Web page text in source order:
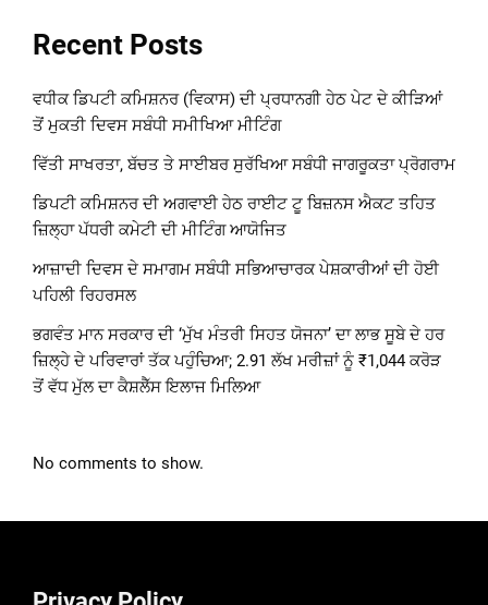
Recent Posts
ਵਧੀਕ ਡਿਪਟੀ ਕਮਿਸ਼ਨਰ (ਵਿਕਾਸ) ਦੀ ਪ੍ਰਧਾਨਗੀ ਹੇਠ ਪੇਟ ਦੇ ਕੀੜਿਆਂ
ਤੋਂ ਮੁਕਤੀ ਦਿਵਸ ਸਬੰਧੀ ਸਮੀਖਿਆ ਮੀਟਿੰਗ
ਵਿੱਤੀ ਸਾਖਰਤਾ, ਬੱਚਤ ਤੇ ਸਾਈਬਰ ਸੁਰੱਖਿਆ ਸਬੰਧੀ ਜਾਗਰੂਕਤਾ ਪ੍ਰੋਗਰਾਮ
ਡਿਪਟੀ ਕਮਿਸ਼ਨਰ ਦੀ ਅਗਵਾਈ ਹੇਠ ਰਾਈਟ ਟੂ ਬਿਜ਼ਨਸ ਐਕਟ ਤਹਿਤ
ਜ਼ਿਲ੍ਹਾ ਪੱਧਰੀ ਕਮੇਟੀ ਦੀ ਮੀਟਿੰਗ ਆਯੋਜਿਤ
ਆਜ਼ਾਦੀ ਦਿਵਸ ਦੇ ਸਮਾਗਮ ਸਬੰਧੀ ਸਭਿਆਚਾਰਕ ਪੇਸ਼ਕਾਰੀਆਂ ਦੀ ਹੋਈ
ਪਹਿਲੀ ਰਿਹਰਸਲ
ਭਗਵੰਤ ਮਾਨ ਸਰਕਾਰ ਦੀ ‘ਮੁੱਖ ਮੰਤਰੀ ਸਿਹਤ ਯੋਜਨਾ’ ਦਾ ਲਾਭ ਸੂਬੇ ਦੇ ਹਰ
ਜ਼ਿਲ੍ਹੇ ਦੇ ਪਰਿਵਾਰਾਂ ਤੱਕ ਪਹੁੰਚਿਆ; 2.91 ਲੱਖ ਮਰੀਜ਼ਾਂ ਨੂੰ ₹1,044 ਕਰੋੜ
ਤੋਂ ਵੱਧ ਮੁੱਲ ਦਾ ਕੈਸ਼ਲੈੱਸ ਇਲਾਜ ਮਿਲਿਆ
No comments to show.